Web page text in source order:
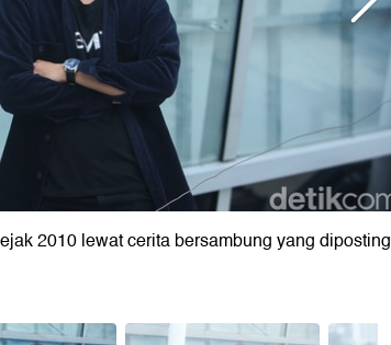
2010 lewat cerita bersambung yang diposting